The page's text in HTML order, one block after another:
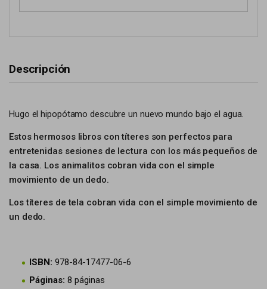
Descripción
Hugo el hipopótamo descubre un nuevo mundo bajo el agua.
Estos hermosos libros con títeres son perfectos para
entretenidas sesiones de lectura con los más pequeños de
la casa. Los animalitos cobran vida con el simple
movimiento de un dedo.
Los títeres de tela cobran vida con el simple movimiento de
un dedo.
ISBN: 978-84-17477-06-6
Páginas: 8 páginas